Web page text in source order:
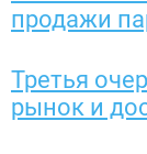
продажи
Третья
рынок и